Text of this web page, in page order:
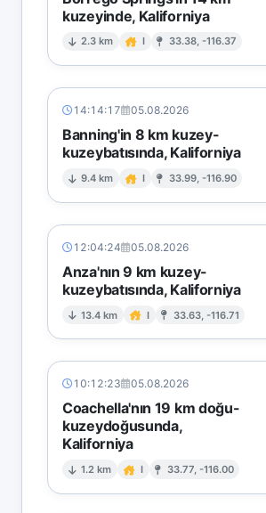
kuzeyinde, Kaliforniya
2.3 km I 33.38, -116.37
14:14:17 05.08.2026
Banning'in 8 km kuzey-
kuzeybatısında, Kaliforniya
9.4 km I 33.99, -116.90
12:04:24 05.08.2026
Anza'nın 9 km kuzey-
kuzeybatısında, Kaliforniya
13.4 km I 33.63, -116.71
10:12:23 05.08.2026
Coachella'nın 19 km doğu-
kuzeydoğusunda,
Kaliforniya
1.2 km I 33.77, -116.00